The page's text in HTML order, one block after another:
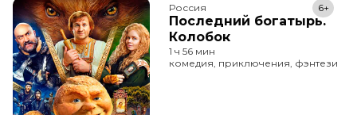
Россия
Последний богатырь.
Колобок
6+
1 ч 56 мин
комедия, приключения, фэнтези